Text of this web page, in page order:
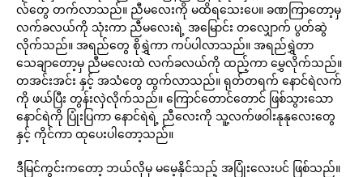
လ်တွေ တက်လာသည်။ ညီမလေးကို မထိရသေးပေ။ ခဏကြာတော့မှ
လက်ခလယ်ကို သုံးကာ ညီမလေးရဲ့ အမြောင်း တလျှောက် ပွတ်ဆွဲ
လိုက်သည်။ အရည်တွေ စိုရွှဲကာ ကပ်ပါလာသည်။ အရည်ရွှဲတာ
သေချာတော့မှ ညီမလေးထဲ လက်ခလယ်ကို ထည့်ကာ မွှေလိုက်သည်။
တအင်းအင်း နှင့် အသံတွေ ထွက်လာသည်။ ရုတ်တရက် နောင်ရဲလက်
ကို ဖယ်ပြီး တွန်းလှဲလိုက်သည်။ ကြောင်တောင်တောင် ဖြစ်သွားသော
နောင်ရဲကို ပြုံးပြကာ နောင်ရဲရဲ့ ညီလေးကို သူ့လက်ဖဝါးနုနုလေးတွေ
နှင့် ကိုင်ကာ ထုပေးပါတော့သည်။
ဒီမြင်ကွင်းကတော့ ဘယ်လိုမှ မမေ့နိုင်သည့် အပြုံးလေးပင် ဖြစ်သည်။